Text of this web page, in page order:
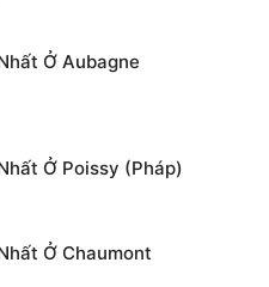
Ở Aubagne
Ở Poissy (Pháp)
Ở Chaumont